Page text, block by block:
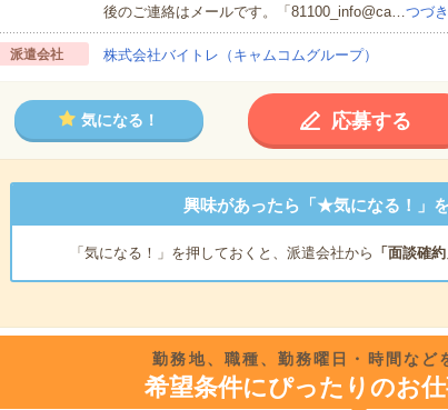
後のご連絡はメールです。「81100_info@ca…つづ
派遣会社 株式会社バイトレ（キャムコムグループ）
気になる！ 応募する
興味があったら「★気になる！」
「気になる！」を押しておくと、派遣会社から 「面談確約
勤務地、職種、勤務曜日・時間など
希望条件にぴったりのお